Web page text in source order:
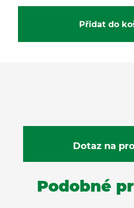
Přidat do
Podobné